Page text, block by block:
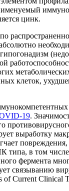
именуемый
цинк.
клеток,
19.
выработку
типа, в том
фермента
связыванию
Current Clinical